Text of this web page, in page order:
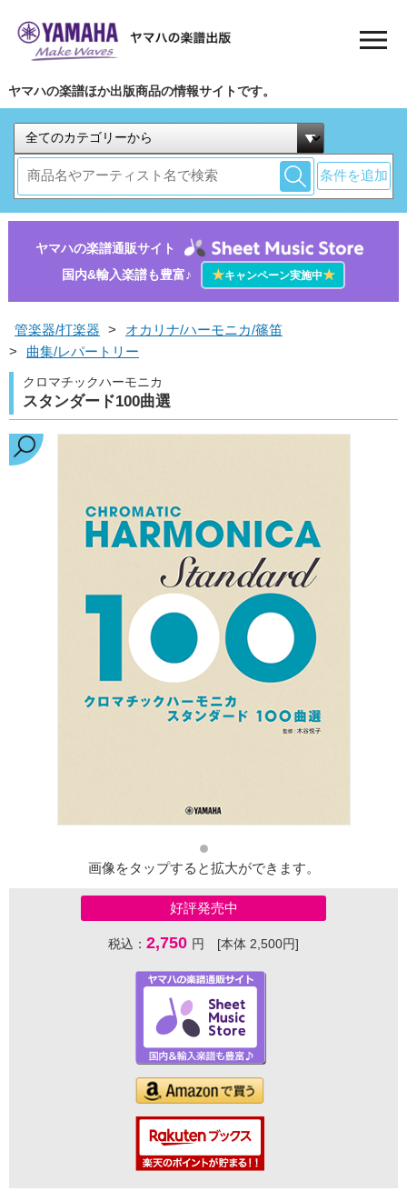
ヤマハの楽譜ほか出版商品の情報サイトです。
条件を追加
ヤマハの楽譜通販サイト
国内&輸入楽譜も豊富♪
★キャンペーン実施中★
管楽器/打楽器 >
オカリナ/ハーモニカ/篠笛
>
曲集/レパートリー
クロマチックハーモニカ
スタンダード100曲選
画像をタップすると拡大ができます。
好評発売中
税込： 2,750 円 [本体 2,500円]